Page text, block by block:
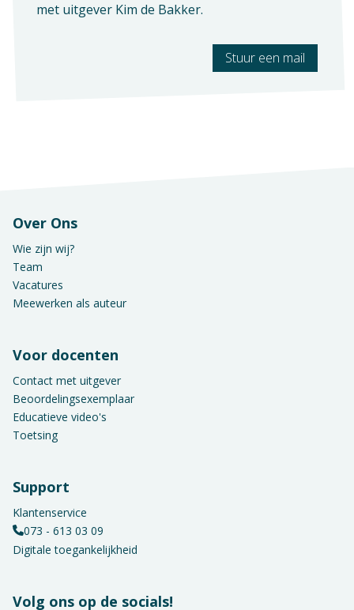
met uitgever Kim de Bakker.
Stuur een mail
Over Ons
Wie zijn wij?
Team
Vacatures
Meewerken als auteur
Voor docenten
Contact met uitgever
Beoordelingsexemplaar
Educatieve video's
Toetsing
Support
Klantenservice
073 - 613 03 09
Digitale toegankelijkheid
Volg ons op de socials!